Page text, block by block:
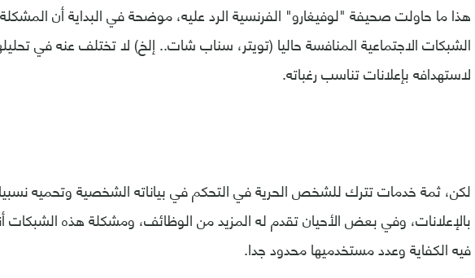
هذا ما حاولت صحيفة "لوفيغارو" الفرنسية الرد عليه، موضحة في البداية أن
الشبكات الاجتماعية المنافسة حاليا (تويتر، سناب شات.. إلخ) لا تختلف عنه في
لاستهدافه بإعلانات تناسب رغباته.
لكن، ثمة خدمات تترك للشخص الحرية في التحكم في بياناته الشخصية وتحميه
بالإعلانات، وفي بعض الأحيان تقدم له المزيد من الوظائف، ومشكلة هذه الشبكات
فيه الكفاية وعدد مستخدميها محدود جدا.